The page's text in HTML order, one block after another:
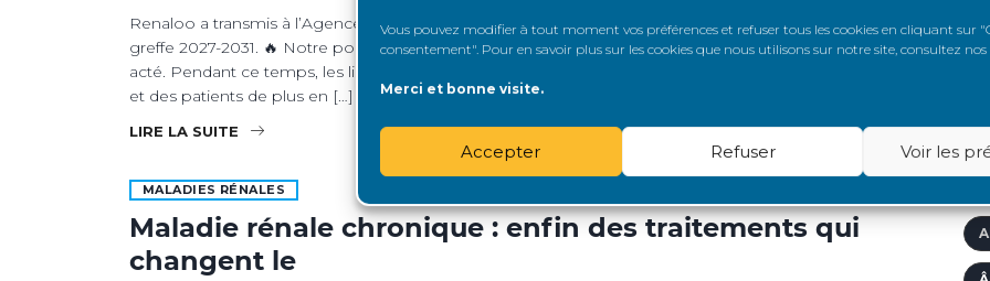
Vous pouvez modifier à tout moment vos préférences et refuser tous les cookies en cliquant sur
consentement". Pour en savoir plus sur les cookies que nous utilisons sur notre site, consultez nos
Merci et bonne visite.
Accepter Refuser Voir les
Renaloo a transmis à l’Agence de la biomédecine sa contribution à la concertation sur le futur plan
greffe 2027-2031. 🔥 Notre point de départ est clair : l’échec du Plan Greffe 2022-2026 est désormais
acté. Pendant ce temps, les listes d’attente continuent de s’allonger, les pertes de chance augmentent
et des patients de plus en […]
LIRE LA SUITE
MALADIES RÉNALES
Maladie rénale chronique : enfin des traitements qui
changent le